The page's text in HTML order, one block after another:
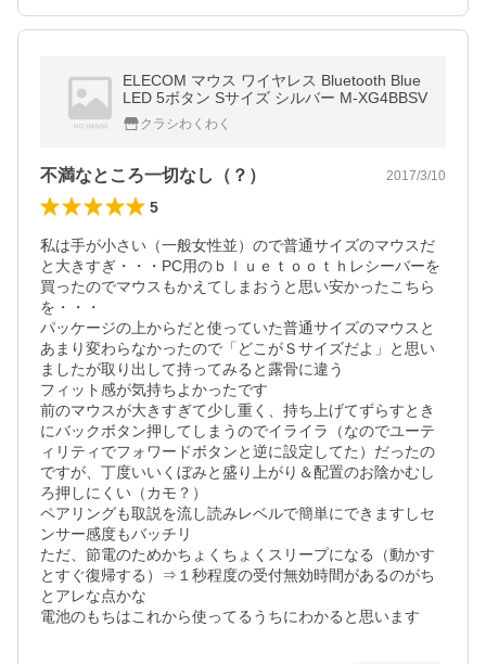
ELECOM マウス ワイヤレス Bluetooth Blue
LED 5ボタン Sサイズ シルバー M-XG4BBSV
クラシわくわく
不満なところ一切なし（？） 2017/3/10
5
私は手が小さい（一般女性並）ので普通サイズのマウスだ
と大きすぎ・・・PC用のｂｌｕｅｔｏｏｔｈレシーバーを
買ったのでマウスもかえてしまおうと思い安かったこちら
を・・・
パッケージの上からだと使っていた普通サイズのマウスと
あまり変わらなかったので「どこがＳサイズだよ」と思い
ましたが取り出して持ってみると露骨に違う
フィット感が気持ちよかったです
前のマウスが大きすぎて少し重く、持ち上げてずらすとき
にバックボタン押してしまうのでイライラ（なのでユーテ
ィリティでフォワードボタンと逆に設定してた）だったの
ですが、丁度いいくぼみと盛り上がり＆配置のお陰かむし
ろ押しにくい（カモ？）
ペアリングも取説を流し読みレベルで簡単にできますしセ
ンサー感度もバッチリ
ただ、節電のためかちょくちょくスリープになる（動かす
とすぐ復帰する）⇒１秒程度の受付無効時間があるのがち
とアレな点かな
電池のもちはこれから使ってるうちにわかると思います